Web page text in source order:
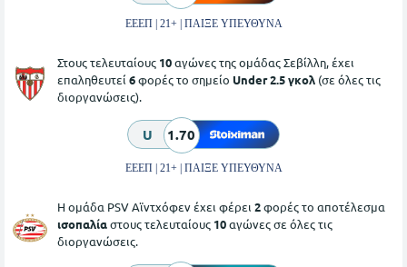
ΕΕΕΠ | 21+ | ΠΑΙΞΕ ΥΠΕΥΘΥΝΑ
Στους τελευταίους 10αγώνες της ομάδας Σεβίλλη, έχει
επαληθευτεί 6φορές το σημείο Under 2.5 γκολ (σε όλες τις
διοργανώσεις).
U 1.70
ΕΕΕΠ | 21+ | ΠΑΙΞΕ ΥΠΕΥΘΥΝΑ
Η ομάδα PSV Αϊντχόφεν έχει φέρει 2φορές το αποτέλεσμα
ισοπαλίαστους τελευταίους 10αγώνες σε όλες τις
διοργανώσεις.